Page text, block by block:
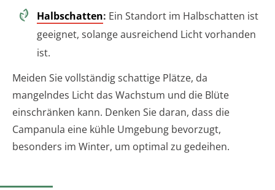
Halbschatten: Ein Standort im Halbschatten ist
geeignet, solange ausreichend Licht vorhanden
ist.
Meiden Sie vollständig schattige Plätze, da
mangelndes Licht das Wachstum und die Blüte
einschränken kann. Denken Sie daran, dass die
Campanula eine kühle Umgebung bevorzugt,
besonders im Winter, um optimal zu gedeihen.